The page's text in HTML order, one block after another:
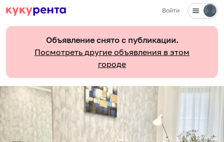
Войти
Объявление снято с публикации.
Посмотреть другие объявления в этом
городе